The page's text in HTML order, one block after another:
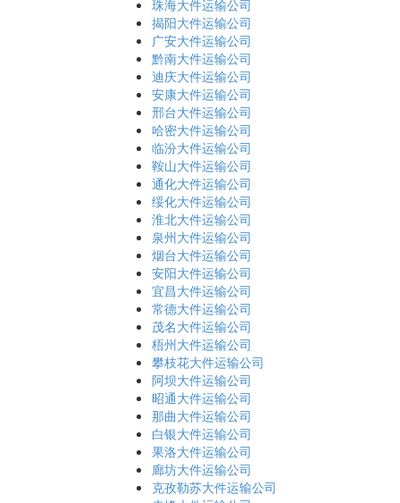
珠海大件运输公司
揭阳大件运输公司
广安大件运输公司
黔南大件运输公司
迪庆大件运输公司
安康大件运输公司
邢台大件运输公司
哈密大件运输公司
临汾大件运输公司
鞍山大件运输公司
通化大件运输公司
绥化大件运输公司
淮北大件运输公司
泉州大件运输公司
烟台大件运输公司
安阳大件运输公司
宜昌大件运输公司
常德大件运输公司
茂名大件运输公司
梧州大件运输公司
攀枝花大件运输公司
阿坝大件运输公司
昭通大件运输公司
那曲大件运输公司
白银大件运输公司
果洛大件运输公司
廊坊大件运输公司
克孜勒苏大件运输公司